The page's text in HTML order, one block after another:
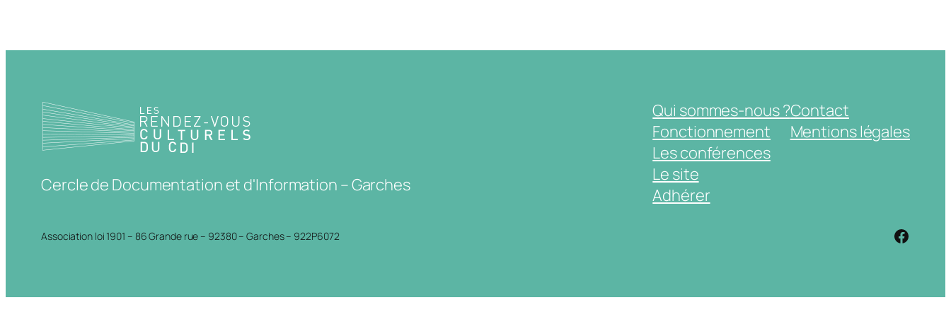
Cercle de Documentation et d'Information – Garches
Qui sommes-nous ?
Fonctionnement
Les conférences
Le site
Adhérer
Contact
Mentions légales
Association loi 1901 – 86 Grande rue – 92380 – Garches – 922P6072